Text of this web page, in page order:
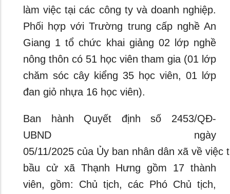
làm việc tại các công ty và doanh nghiệp.
Phối hợp với Trường trung cấp nghề An
Giang 1 tổ chức khai giảng 02 lớp nghề
nông thôn có 51 học viên tham gia (01 lớp
chăm sóc cây kiểng 35 học viên, 01 lớp
đan giỏ nhựa 16 học viên).
Ban hành Quyết định số 2453/QĐ-
UBND ngày
05/11/2025 của Ủy ban nhân dân xã về việc
bầu cử xã Thạnh Hưng gồm 17 thành
viên, gồm: Chủ tịch, các Phó Chủ tịch,